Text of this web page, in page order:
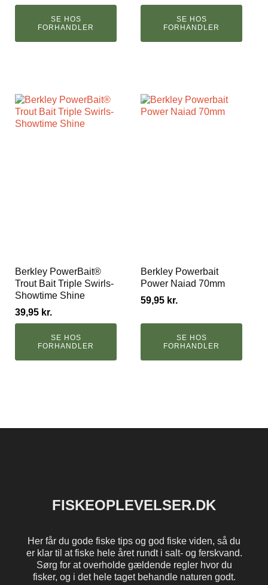
SE HOS
FORHANDLER
SE HOS
FORHANDLER
Berkley PowerBait®
Trout Bait Triple Swirls-
Showtime Shine
39,95 kr.
SE HOS
FORHANDLER
Berkley Powerbait
Power Naiad 70mm
59,95 kr.
SE HOS
FORHANDLER
FISKEOPLEVELSER.DK
Her får du gode fiske tips og god fiske viden, så du
er klar til at fiske hele året rundt i salt- og ferskvand.
Sørg for at overholde gældende regler hvor du
fisker, og i det hele taget behandle naturen godt.